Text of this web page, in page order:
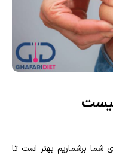
شما برشماریم بهتر است تا